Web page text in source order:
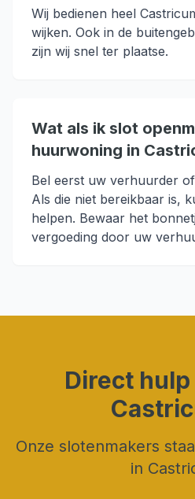
Wij bedienen heel
wijken. Ook in de
zijn wij snel ter plaatse.
Wat als ik slot
huurwoning in
Bel eerst uw verhuurder
Als die niet bereikbaar is,
helpen. Bewaar het
vergoeding door uw
Direct
Onze slotenmakers
in